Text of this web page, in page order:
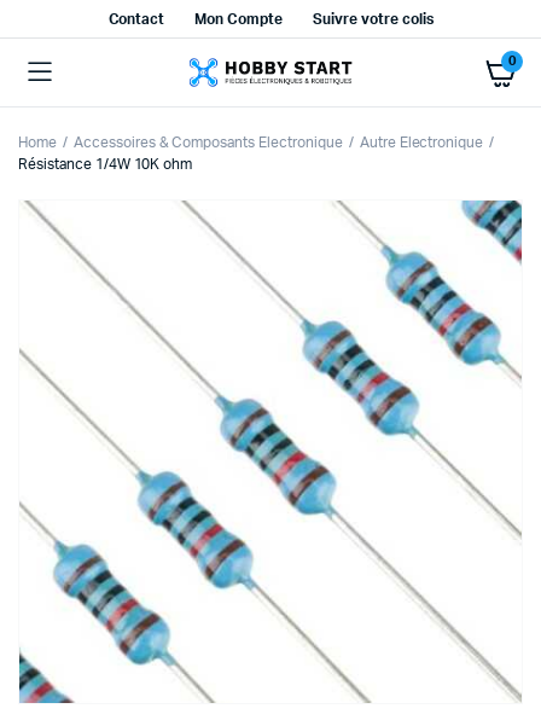
Contact Mon Compte Suivre votre colis
0
Home Accessoires & Composants Electronique
Autre Electronique
Résistance 1/4W 10K ohm